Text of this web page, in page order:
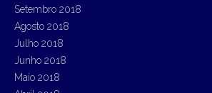
Setembro 2018
Agosto 2018
Julho 2018
Junho 2018
Maio 2018